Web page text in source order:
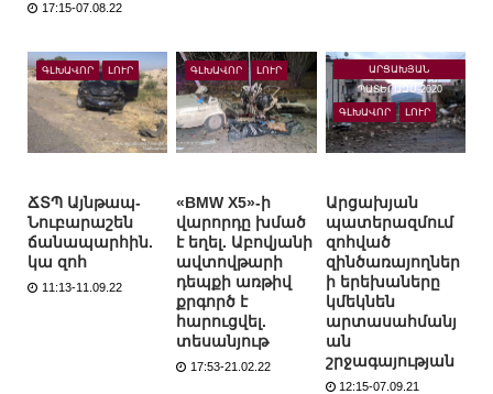
17:15-07.08.22
ԳԼԽԱՎՈՐ ԼՈՒՐ
ՃՏՊ Այնթապ-
Նուբարաշեն
ճանապարհին.
կա զոհ
11:13-11.09.22
ԳԼԽԱՎՈՐ ԼՈՒՐ
«BMW X5»-ի
վարորդը խմած
է եղել. Աբովյանի
ավտովթարի
դեպքի առթիվ
քրգործ է
հարուցվել.
տեսանյութ
17:53-21.02.22
ԱՐՑԱԽՅԱՆ
ՊԱՏԵՐԱԶՄ-2020
ԳԼԽԱՎՈՐ ԼՈՒՐ
Արցախյան
պատերազմում
զոհված
զինծառայողներ
ի երեխաները
կմեկնեն
արտասահմանյ
ան
շրջագայության
12:15-07.09.21